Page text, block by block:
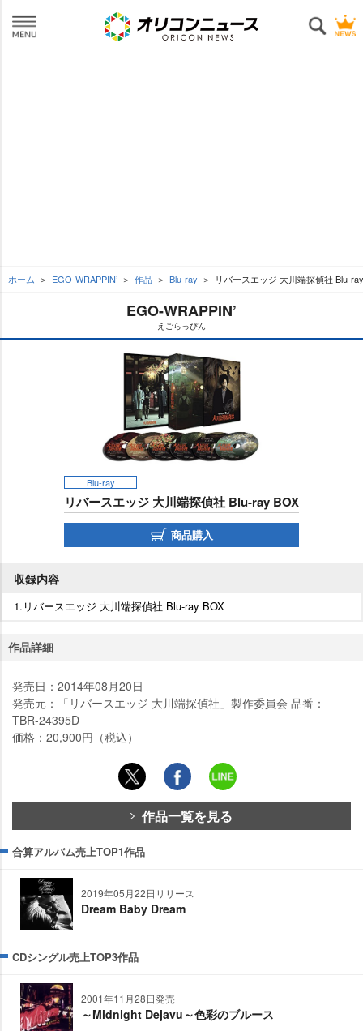
ホーム EGO-WRAPPIN’ 作品 Blu-ray リバースエッジ 大川端探偵社 Blu-
EGO-WRAPPIN’
えごらっぴん
Blu-ray
リバースエッジ 大川端探偵社 Blu-ray BOX
商品購入
収録内容
1.リバースエッジ 大川端探偵社 Blu-ray BOX
作品詳細
発売日：2014年08月20日
発売元：「リバースエッジ 大川端探偵社」製作委員会 品番：
TBR-24395D
価格：20,900円（税込）
作品一覧を見る
合算アルバム売上TOP1作品
2019年05月22日リリース
Dream Baby Dream
CDシングル売上TOP3作品
2001年11月28日発売
～Midnight Dejavu～色彩のブルース